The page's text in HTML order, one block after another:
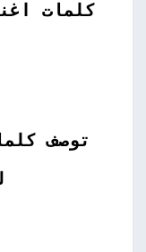
كلمات
توصف